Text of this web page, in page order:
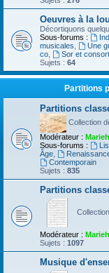
Oeuvres à la
Décortiquons
Sous-forums :
musicales
Une
co
Sor et consort
Sujets : 64
Partitions
Partitions
Collection
Modérateur : Marieh
Sous-forums :
Âge
Contemporain
Sujets : 835
Partitions
Modérateur : Marieh
Sujets : 1097
Musique